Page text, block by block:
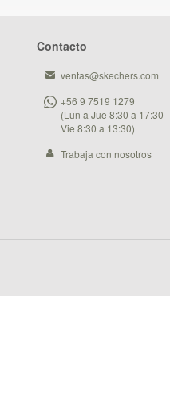
Contacto
ventas@skechers.com
+56 9 7519 1279
(Lun a Jue 8:30 a 17:30 -
Vie 8:30 a 13:30)
Trabaja con nosotros